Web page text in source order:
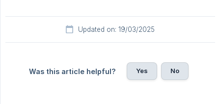
Updated on: 19/03/2025
Was this article helpful? Yes No